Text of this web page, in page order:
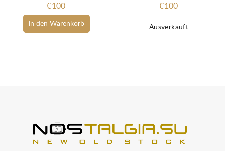
in den Warenkorb
€100
Ausverkauft
€100